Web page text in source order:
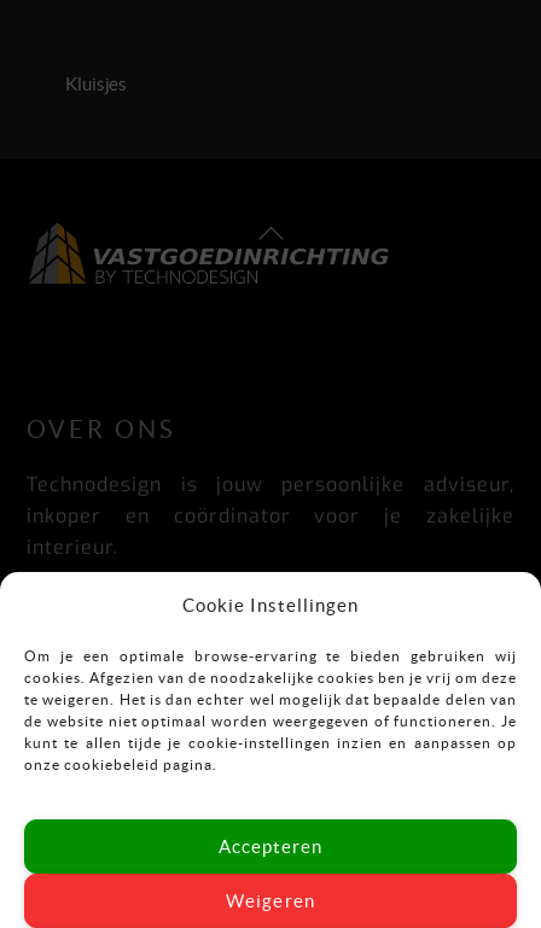
Cookie Instellingen
Om je een optimale browse-ervaring te bieden gebruiken wij
cookies. Afgezien van de noodzakelijke cookies ben je vrij om deze
te weigeren. Het is dan echter wel mogelijk dat bepaalde delen van
de website niet optimaal worden weergegeven of functioneren. Je
kunt te allen tijde je cookie-instellingen inzien en aanpassen op
onze cookiebeleid pagina.
Accepteren
Weigeren
Kluisjes
Back
To
OVER ONS
Technodesign is jouw persoonlijke adviseur,
inkoper en coördinator voor je zakelijke
interieur.
Praktisch, doordacht, stijlvol en flexibel.
CONTACT
Mekkelholtsweg 7
E:info@vastgoedinrichting.nl